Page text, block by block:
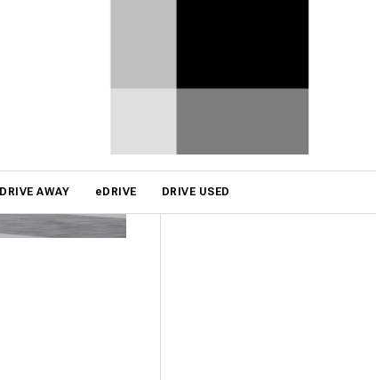
DRIVE AWAY eDRIVE DRIVE USED